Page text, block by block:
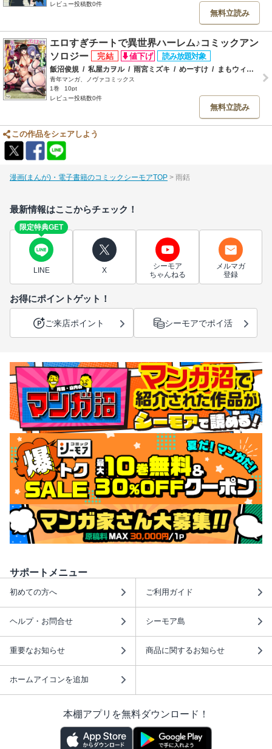
レビュー投稿数0件
無料立読み
エロすぎチートで異世界ハーレム♪コミックアン
ソロジー
飯沼俊規 / 私屋カヲル / 雨宮ミズキ / めーすけ / まもウィリアムズ
青年マンガ、ノヴァコミックス
1巻
10pt
レビュー投稿数0件
無料立読み
この作品をシェアしよう
漫画(まんが)・電子書籍のコミックシーモアTOP 雨銛
最新情報はここからチェック！
限定特典GET
LINE X
シーモア
ちゃんねる
メルマガ
登録
お得にポイントゲット！
ご来店ポイント シーモアでポイ活
サポートメニュー
初めての方へ ご利用ガイド
ヘルプ・お問合せ シーモア島
重要なお知らせ 商品に関するお知らせ
ホームアイコンを追加
本棚アプリを無料ダウンロード！